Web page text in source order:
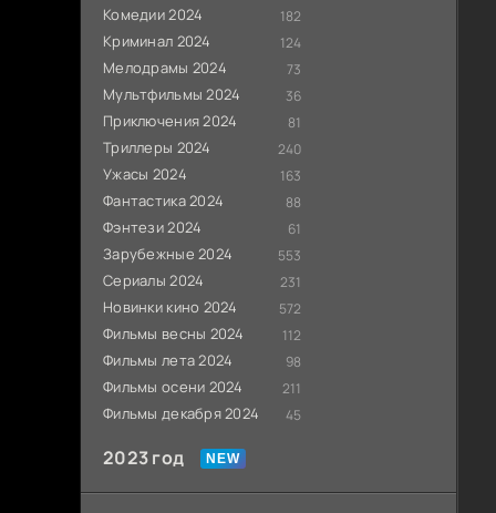
Комедии 2024 182
Криминал 2024 124
Мелодрамы 2024 73
Мультфильмы 2024 36
Приключения 2024 81
Триллеры 2024 240
Ужасы 2024 163
Фантастика 2024 88
Фэнтези 2024 61
Зарубежные 2024 553
Сериалы 2024 231
Новинки кино 2024 572
Фильмы весны 2024 112
Фильмы лета 2024 98
Фильмы осени 2024 211
Фильмы декабря 2024 45
2023 год